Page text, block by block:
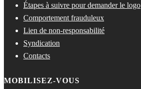
Étapes à suivre pour demander le logo
Comportement frauduleux
Lien de non-responsabilité
Syndication
Contacts
MOBILISEZ-VOUS